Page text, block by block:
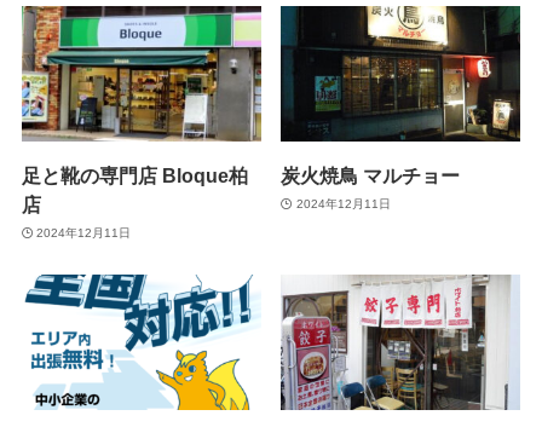
足と靴の専門店 Bloque柏
店
2024年12月11日
炭火焼鳥 マルチョー
2024年12月11日